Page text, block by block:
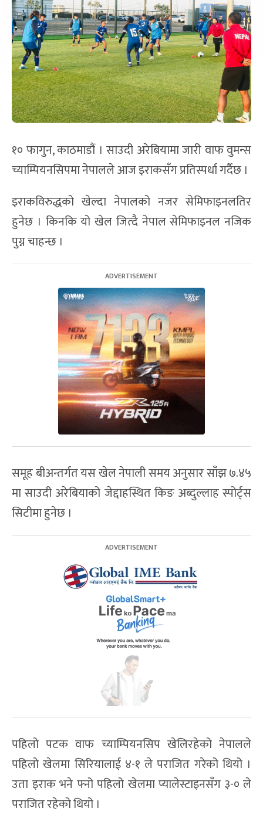
१० फागुन, काठमाडौं । साउदी अरेबियामा जारी वाफ वुमन्स
च्याम्पियनसिपमा नेपालले आज इराकसँग प्रतिस्पर्धा गर्दैछ ।
इराकविरुद्धको खेल्दा नेपालको नजर सेमिफाइनलतिर
हुनेछ । किनकि यो खेल जित्दै नेपाल सेमिफाइनल नजिक
पुग्न चाहन्छ ।
समूह बीअन्तर्गत यस खेल नेपाली समय अनुसार साँझ ७.४५
मा साउदी अरेबियाको जेद्दाहस्थित किङ अब्दुल्लाह स्पोर्ट्स
सिटीमा हुनेछ ।
पहिलो पटक वाफ च्याम्पियनसिप खेलिरहेको नेपालले
पहिलो खेलमा सिरियालाई ४-१ ले पराजित गरेको थियो ।
उता इराक भने फ्नो पहिलो खेलमा प्यालेस्टाइनसँग ३-० ले
पराजित रहेको थियो ।